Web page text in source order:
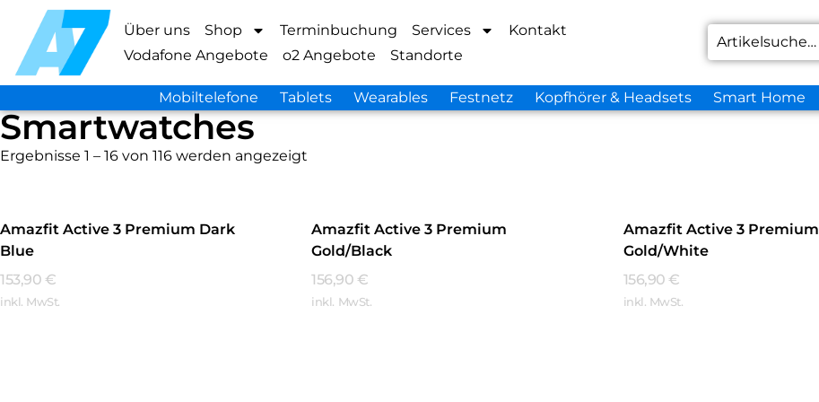
Über uns Shop Terminbuchung Services
Kontakt
Vodafone Angebote
o2 Angebote Standorte
Mobiltelefone Tablets Wearables Festnetz Kopfhörer & Headsets Smart Home
Smartwatches
Ergebnisse 1 – 16 von 116 werden angezeigt
Amazfit Active 3 Premium Dark
Blue
153,90 €
inkl. MwSt.
Amazfit Active 3 Premium
Gold/Black
156,90 €
inkl. MwSt.
Amazfit Active 3 Premium
Gold/White
156,90 €
inkl. MwSt.